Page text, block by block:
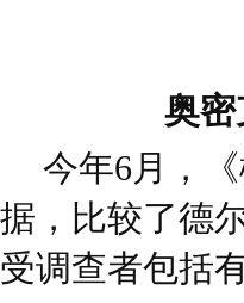
奥
今年6月，
据，比较了德
受调查者包括